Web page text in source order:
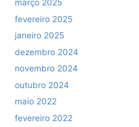
março 2025
fevereiro 2025
janeiro 2025
dezembro 2024
novembro 2024
outubro 2024
maio 2022
fevereiro 2022